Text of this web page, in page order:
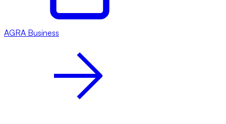
AGRA Business